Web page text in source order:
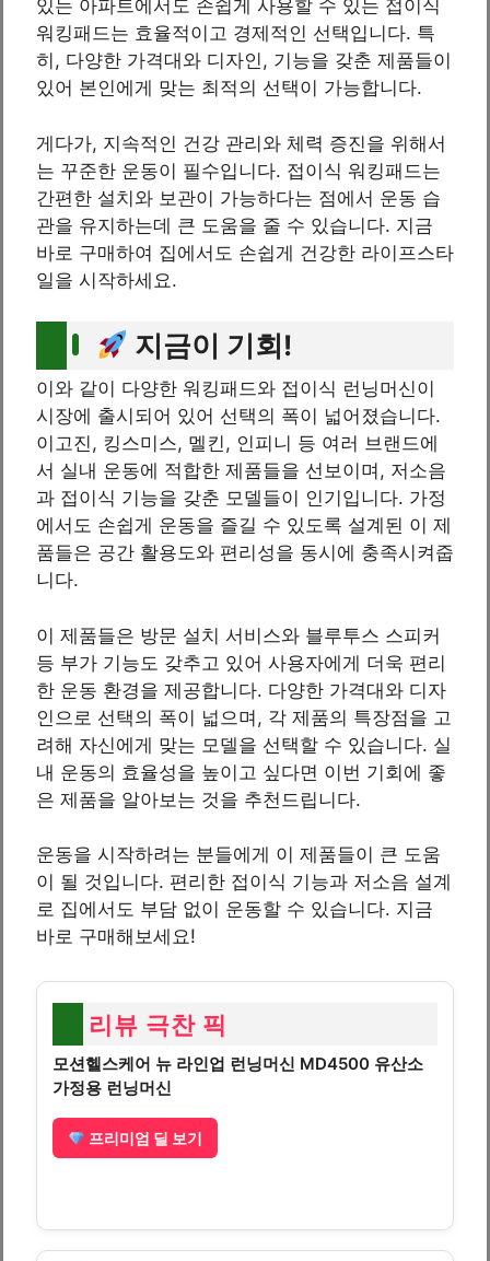
있는 아파트에서도 손쉽게 사용할 수 있는 접이식
워킹패드는 효율적이고 경제적인 선택입니다. 특
히, 다양한 가격대와 디자인, 기능을 갖춘 제품들이
있어 본인에게 맞는 최적의 선택이 가능합니다.
게다가, 지속적인 건강 관리와 체력 증진을 위해서
는 꾸준한 운동이 필수입니다. 접이식 워킹패드는
간편한 설치와 보관이 가능하다는 점에서 운동 습
관을 유지하는데 큰 도움을 줄 수 있습니다. 지금
바로 구매하여 집에서도 손쉽게 건강한 라이프스타
일을 시작하세요.
지금이 기회!
이와 같이 다양한 워킹패드와 접이식 런닝머신이
시장에 출시되어 있어 선택의 폭이 넓어졌습니다.
이고진, 킹스미스, 멜킨, 인피니 등 여러 브랜드에
서 실내 운동에 적합한 제품들을 선보이며, 저소음
과 접이식 기능을 갖춘 모델들이 인기입니다. 가정
에서도 손쉽게 운동을 즐길 수 있도록 설계된 이 제
품들은 공간 활용도와 편리성을 동시에 충족시켜줍
니다.
이 제품들은 방문 설치 서비스와 블루투스 스피커
등 부가 기능도 갖추고 있어 사용자에게 더욱 편리
한 운동 환경을 제공합니다. 다양한 가격대와 디자
인으로 선택의 폭이 넓으며, 각 제품의 특장점을 고
려해 자신에게 맞는 모델을 선택할 수 있습니다. 실
내 운동의 효율성을 높이고 싶다면 이번 기회에 좋
은 제품을 알아보는 것을 추천드립니다.
운동을 시작하려는 분들에게 이 제품들이 큰 도움
이 될 것입니다. 편리한 접이식 기능과 저소음 설계
로 집에서도 부담 없이 운동할 수 있습니다. 지금
바로 구매해보세요!
리뷰 극찬 픽
모션헬스케어 뉴 라인업 런닝머신 MD4500 유산소
가정용 런닝머신
프리미엄 딜 보기